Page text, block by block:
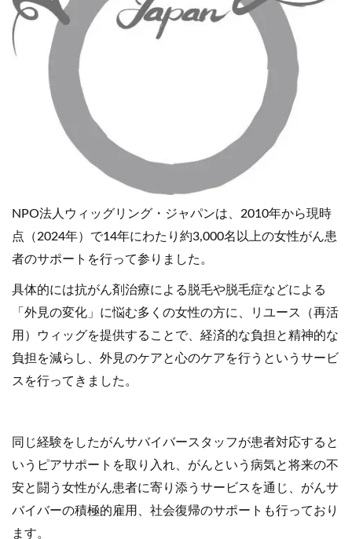
NPO法人ウィッグリング・ジャパンは、2010年から現時
点（2024年）で14年にわたり約3,000名以上の女性がん患
者のサポートを行って参りました。
具体的には抗がん剤治療による脱毛や脱毛症などによる
「外見の変化」に悩む多くの女性の方に、リユース（再活
用）ウィッグを提供することで、経済的な負担と精神的な
負担を減らし、外見のケアと心のケアを行うというサービ
スを行ってきました。
同じ経験をしたがんサバイバースタッフが患者対応すると
いうピアサポートを取り入れ、がんという病気と将来の不
安と闘う女性がん患者に寄り添うサービスを通じ、がんサ
バイバーの積極的雇用、社会復帰のサポートも行っており
ます。